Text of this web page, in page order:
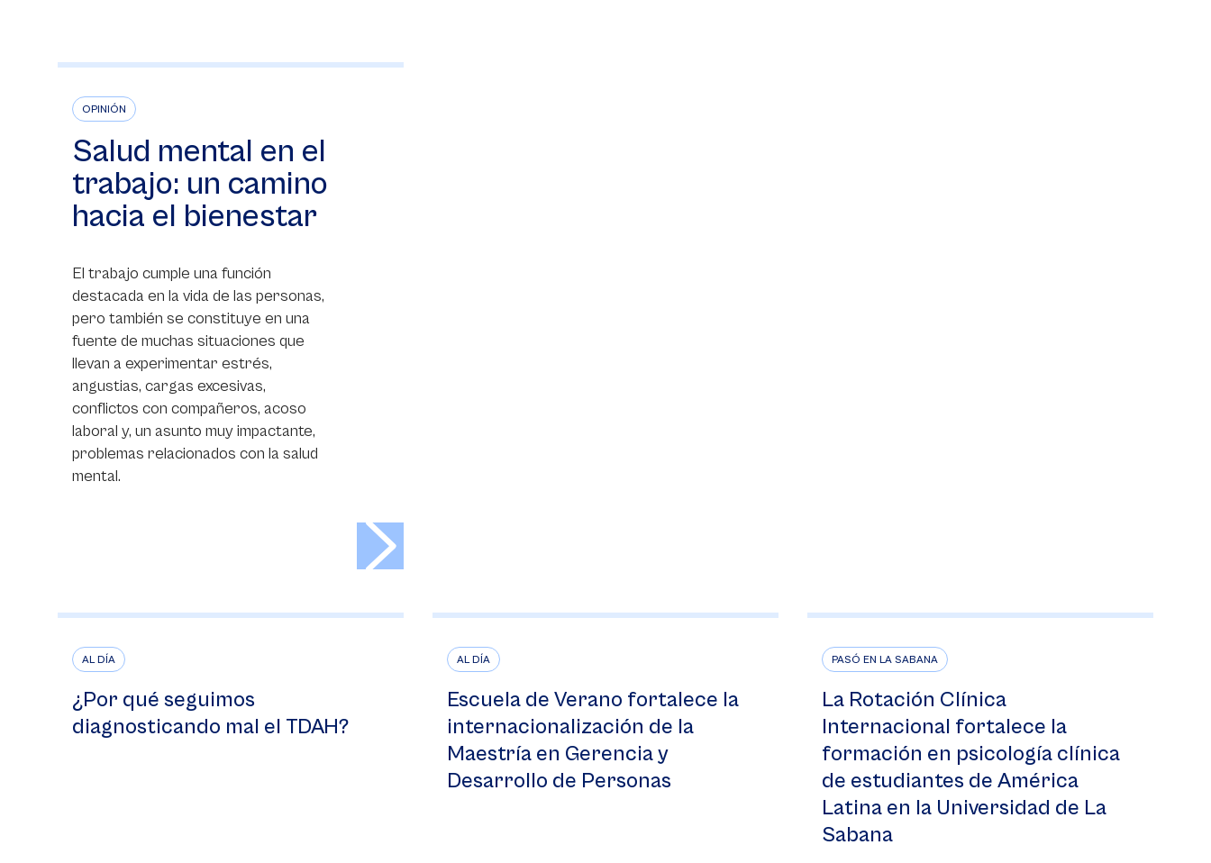
OPINIÓN
Salud mental en el
trabajo: un camino
hacia el bienestar
El trabajo cumple una función
destacada en la vida de las personas,
pero también se constituye en una
fuente de muchas situaciones que
llevan a experimentar estrés,
angustias, cargas excesivas,
conflictos con compañeros, acoso
laboral y, un asunto muy impactante,
problemas relacionados con la salud
mental.
AL DÍA
¿Por qué seguimos
diagnosticando mal el TDAH?
AL DÍA
Escuela de Verano fortalece la
internacionalización de la
Maestría en Gerencia y
Desarrollo de Personas
PASÓ EN LA SABANA
La Rotación Clínica
Internacional fortalece la
formación en psicología clínica
de estudiantes de América
Latina en la Universidad de La
Sabana